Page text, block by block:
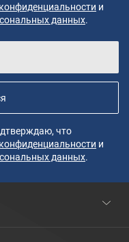
и
данных.
что
и
данных.